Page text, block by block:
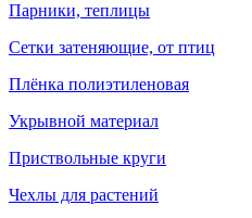
Парники, теплицы
Сетки затеняющие, от птиц
Плёнка полиэтиленовая
Укрывной материал
Приствольные круги
Чехлы для растений